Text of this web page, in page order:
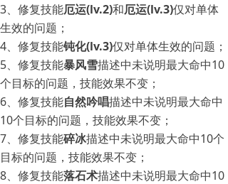
3、修复技能厄运(lv.2)和厄运(lv.3)仅对单体
生效的问题；
4、修复技能钝化(lv.3)仅对单体生效的问题；
5、修复技能暴风雪描述中未说明最大命中10
个目标的问题，技能效果不变；
6、修复技能自然吟唱描述中未说明最大命中
10个目标的问题，技能效果不变；
7、修复技能碎冰描述中未说明最大命中10个
目标的问题，技能效果不变；
8、修复技能落石术描述中未说明最大命中10